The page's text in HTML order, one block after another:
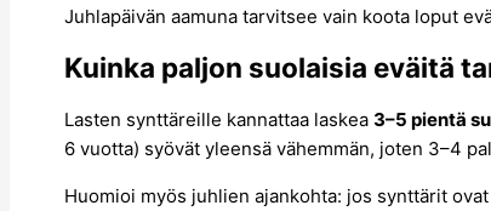
Juhlapäivän aamuna tarvitsee vain koota loput
Kuinka paljon suolaisia eväitä
Lasten synttäreille kannattaa laskea 3–5 pientä
6 vuotta) syövät yleensä vähemmän, joten 3–4
Huomioi myös juhlien ajankohta: jos synttärit